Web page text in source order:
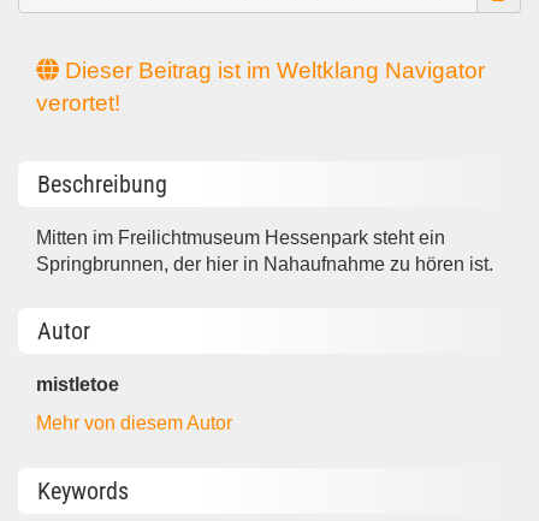
Dieser Beitrag ist im Weltklang Navigator
verortet!
Beschreibung
Mitten im Freilichtmuseum Hessenpark steht ein
Springbrunnen, der hier in Nahaufnahme zu hören ist.
Autor
mistletoe
Mehr von diesem Autor
Keywords